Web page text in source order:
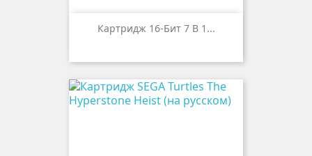
Картридж 16-Бит 7 В 1...